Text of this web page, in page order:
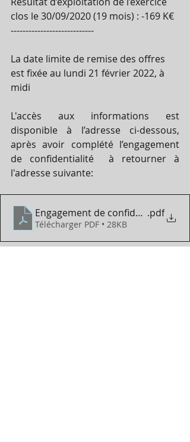
clos le 30/09/2020 (19 mois) : -169 K€
----------------------------
La date limite de remise des offres
est fixée au lundi 21 février 2022, à
midi
L'accès aux informations est
disponible à l’adresse ci-dessous,
après avoir complété l’engagement
de confidentialité  à retourner à
l'adresse suivante:
Engagement de confidentialité
.pdf
Télécharger PDF • 28KB